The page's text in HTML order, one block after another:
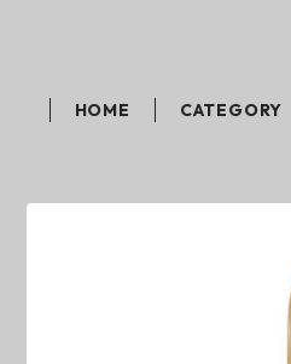
HOME CATEGORY